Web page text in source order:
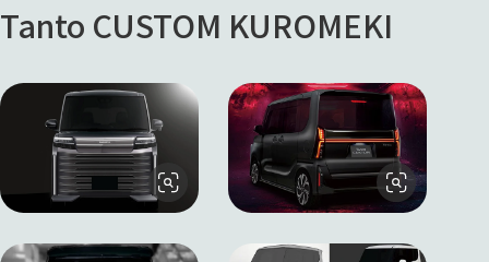
Tanto CUSTOM KUROMEKI